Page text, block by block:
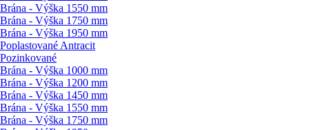
Brána - Výška 1550 mm
Brána - Výška 1750 mm
Brána - Výška 1950 mm
Poplastované Antracit
Pozinkované
Brána - Výška 1000 mm
Brána - Výška 1200 mm
Brána - Výška 1450 mm
Brána - Výška 1550 mm
Brána - Výška 1750 mm